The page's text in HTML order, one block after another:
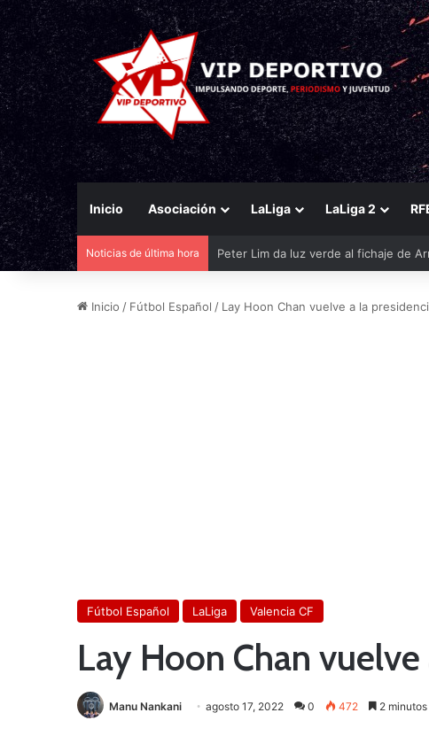
Inicio Asociación LaLiga LaLiga 2
Noticias de última hora El Eldense mira a las canteras para
Inicio / Fútbol Español / Lay Hoon Chan vuelve a la
Fútbol Español LaLiga Valencia CF
Lay Hoon Chan
Manu Nankani agosto 17, 2022 0 472 2